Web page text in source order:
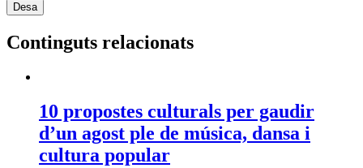
Continguts relacionats
10 propostes culturals per gaudir
d’un agost ple de música, dansa i
cultura popular